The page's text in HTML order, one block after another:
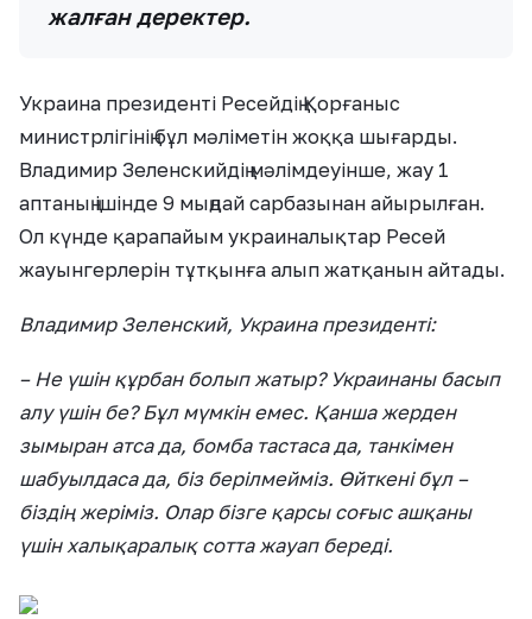
жалған деректер.
Украина президенті Ресейдің Қорғаныс
министрлігінің бұл мәліметін жоққа шығарды.
Владимир Зеленскийдің мәлімдеуінше, жау 1
аптаның ішінде 9 мыңдай сарбазынан айырылған.
Ол күнде қарапайым украиналықтар Ресей
жауынгерлерін тұтқынға алып жатқанын айтады.
Владимир Зеленский, Украина президенті:
– Не үшін құрбан болып жатыр? Украинаны басып
алу үшін бе? Бұл мүмкін емес. Қанша жерден
зымыран атса да, бомба тастаса да, танкімен
шабуылдаса да, біз берілмейміз. Өйткені бұл –
біздің жеріміз. Олар бізге қарсы соғыс ашқаны
үшін халықаралық сотта жауап береді.